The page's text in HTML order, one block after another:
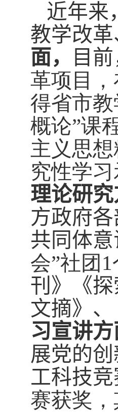
近年来
教学改
面，
目
革项目
得省市
概论”课
主义思
究性学
理论研究
方政府
共同体
会”社团 1
刊》《
文摘》
习宣讲
展党的
工科技竞
赛获奖